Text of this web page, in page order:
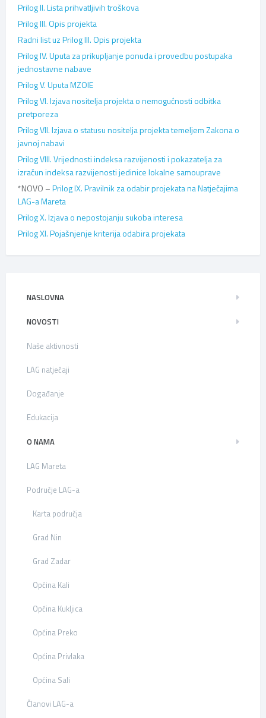
Prilog II. Lista prihvatljivih troškova
Prilog III. Opis projekta
Radni list uz Prilog III. Opis projekta
Prilog IV. Uputa za prikupljanje ponuda i provedbu postupaka
jednostavne nabave
Prilog V. Uputa MZOIE
Prilog VI. Izjava nositelja projekta o nemogućnosti odbitka
pretporeza
Prilog VII. Izjava o statusu nositelja projekta temeljem Zakona o
javnoj nabavi
Prilog VIII. Vrijednosti indeksa razvijenosti i pokazatelja za
izračun indeksa razvijenosti jedinice lokalne samouprave
*NOVO –Prilog IX. Pravilnik za odabir projekata na Natječajima
LAG-a Mareta
Prilog X. Izjava o nepostojanju sukoba interesa
Prilog XI. Pojašnjenje kriterija odabira projekata
NASLOVNA
NOVOSTI
Naše aktivnosti
LAG natječaji
Događanje
Edukacija
O NAMA
LAG Mareta
Područje LAG-a
Karta područja
Grad Nin
Grad Zadar
Općina Kali
Općina Kukljica
Općina Preko
Općina Privlaka
Općina Sali
Članovi LAG-a